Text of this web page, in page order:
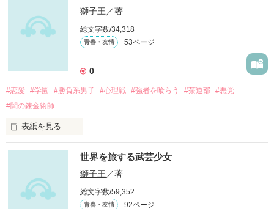
獅子王 ／著
総文字数/34,318
青春・友情 53ページ
0
#恋愛 #学園 #勝負系男子 #心理戦 #強者を喰らう #茶道部 #悪党
#闇の錬金術師
表紙を見る
その男は学は無かった…。
だが、それでもそれなりの高校に通い、彼なりに青春してい
た。
世界を旅する武芸少女
獅子王 ／著
総文字数/59,352
青春・友情 92ページ